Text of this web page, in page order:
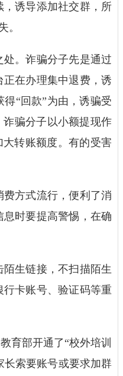
诱导添加社交群，所
。
。诈骗分子先是通过
在办理集中退费，诱
“回款”为由，诱骗受
骗分子以小额提现作
大转账额度。有的受害
方式流行，便利了消
时要提高警惕，在确
生链接，不扫描陌生
卡账号、验证码等重
育部开通了“校外培训
长索要账号或要求加群